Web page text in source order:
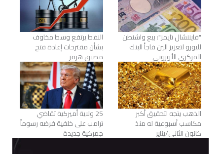
"فايننشال تايمز": بيع واشنطن
لليورو لتعزيز الين فاجأ البنك
المركزي الأوروبي
النفط يرتفع وسط مخاوف
بشأن مقترحات إعادة فتح
مضيق هرمز
الذهب يتجه لتحقيق أكبر
مكاسب أسبوعية له منذ
كانون الثاني/يناير
25 ولاية أميركية تقاضي
ترامب على خلفية فرضه رسوماً
جمركية جديدة